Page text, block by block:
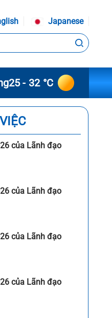
Japanese
25 - 32 °C
của Lãnh đạo
của Lãnh đạo
của Lãnh đạo
của Lãnh đạo